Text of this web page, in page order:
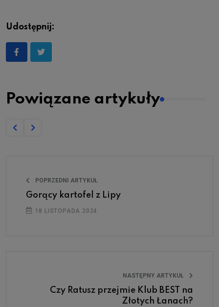
Udostępnij:
Powiązane artykuły
POPRZEDNI ARTYKUŁ
Gorący kartofel z Lipy
18 LISTOPADA 2024
NASTĘPNY ARTYKUŁ
Czy Ratusz przejmie Klub BEST na
Złotych Łanach?